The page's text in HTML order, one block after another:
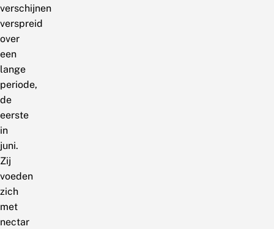
verschijnen
verspreid
over
een
lange
periode,
de
eerste
in
juni.
Zij
voeden
zich
met
nectar